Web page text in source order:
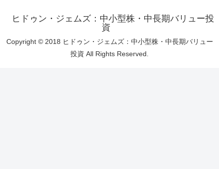
ヒドゥン・ジェムズ：中小型株・中長期バリュー投
資
Copyright © 2018 ヒドゥン・ジェムズ：中小型株・中長期バリュー
投資 All Rights Reserved.